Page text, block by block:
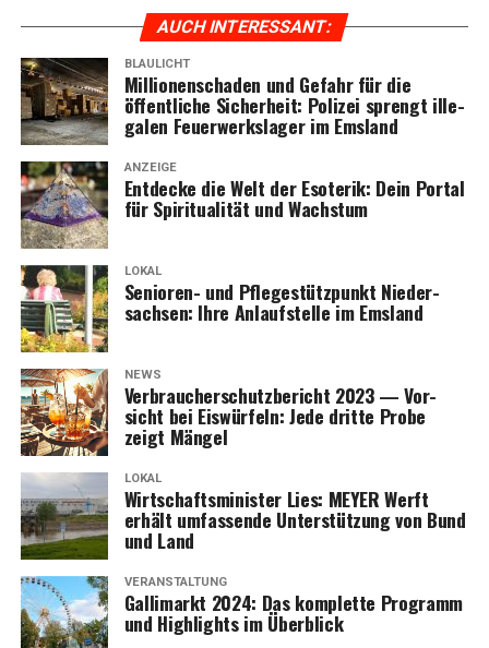
AUCH INTER­ES­SANT:
BLAULICHT
Mil­lio­nen­scha­den und Gefahr für die
öffent­li­che Sicher­heit: Poli­zei sprengt ille­
ga­len Feu­er­werks­la­ger im Emsland
ANZEIGE
Ent­de­cke die Welt der Eso­te­rik: Dein Por­tal
für Spi­ri­tua­li­tät und Wachstum
LOKAL
Senio­ren- und Pfle­ge­stütz­punkt Nie­der­
sach­sen: Ihre Anlauf­stel­le im Emsland
NEWS
Ver­brau­cher­schutz­be­richt 2023 — Vor­
sicht bei Eis­wür­feln: Jede drit­te Pro­be
zeigt Mängel
LOKAL
Wirt­schafts­mi­nis­ter Lies: MEYER Werft
erhält umfas­sen­de Unter­stüt­zung von Bund
und Land
VERANSTALTUNG
Gal­li­markt 2024: Das kom­plet­te Pro­gramm
und High­lights im Überblick